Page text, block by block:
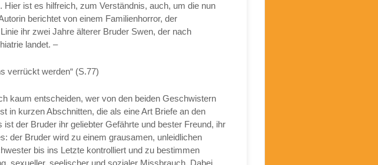
ist es hilfreich, zum Verständnis, auch, um die nun
berichtet von einem Familienhorror, der
ihr zwei Jahre älterer Bruder Swen, der nach
landet. –
verrückt werden“ (S.77)
kaum entscheiden, wer von den beiden Geschwistern
in kurzen Abschnitten, die als eine Art Briefe an den
der Bruder ihr geliebter Gefährte und bester Freund, ihr
der Bruder wird zu einem grausamen, unleidlichen
bis ins Letzte kontrolliert und zu bestimmen
sexueller, seelischer und sozialer Missbrauch. Dabei